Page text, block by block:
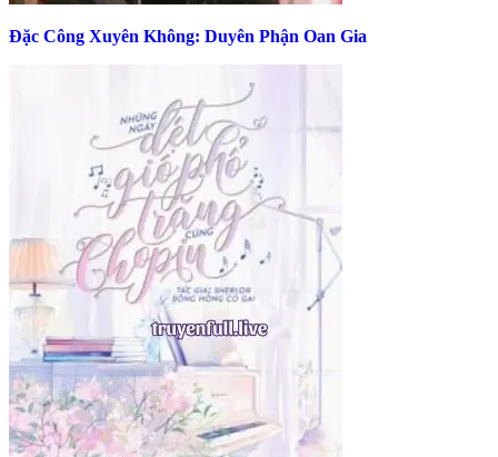
Đặc Công Xuyên Không: Duyên Phận Oan Gia